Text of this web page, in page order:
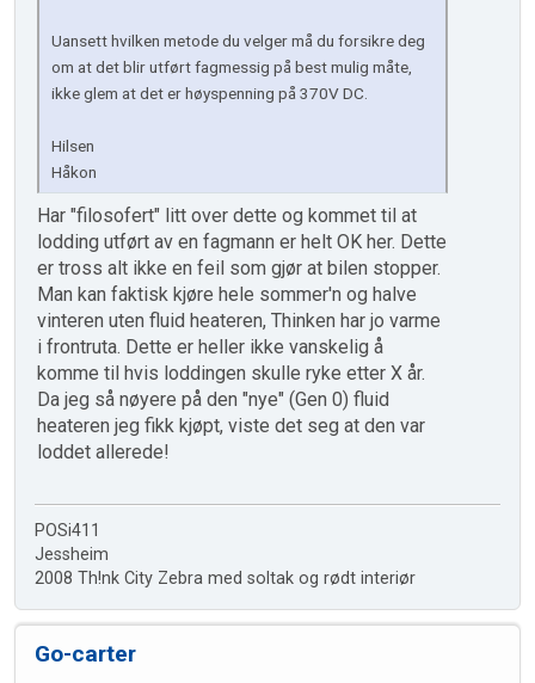
Uansett hvilken metode du velger må du forsikre deg
om at det blir utført fagmessig på best mulig måte,
ikke glem at det er høyspenning på 370V DC.
Hilsen
Håkon
Har "filosofert" litt over dette og kommet til at
lodding utført av en fagmann er helt OK her. Dette
er tross alt ikke en feil som gjør at bilen stopper.
Man kan faktisk kjøre hele sommer'n og halve
vinteren uten fluid heateren, Thinken har jo varme
i frontruta. Dette er heller ikke vanskelig å
komme til hvis loddingen skulle ryke etter X år.
Da jeg så nøyere på den "nye" (Gen 0) fluid
heateren jeg fikk kjøpt, viste det seg at den var
loddet allerede!
POSi411
Jessheim
2008 Th!nk City Zebra med soltak og rødt interiør
Go-carter